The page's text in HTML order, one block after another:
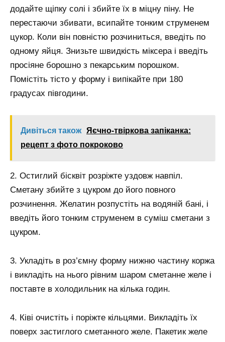
додайте щіпку солі і збийте їх в міцну піну. Не
перестаючи збивати, всипайте тонким струменем
цукор. Коли він повністю розчиниться, введіть по
одному яйця. Знизьте швидкість міксера і введіть
просіяне борошно з пекарським порошком.
Помістіть тісто у форму і випікайте при 180
градусах півгодини.
Дивіться також Яєчно-твіркова запіканка:
рецепт з фото покроково
2. Остиглий бісквіт розріжте уздовж навпіл.
Сметану збийте з цукром до його повного
розчинення. Желатин розпустіть на водяній бані, і
введіть його тонким струменем в суміш сметани з
цукром.
3. Укладіть в роз’ємну форму нижню частину коржа
і викладіть на нього рівним шаром сметанне желе і
поставте в холодильник на кілька годин.
4. Ківі очистіть і поріжте кільцями. Викладіть їх
поверх застиглого сметанного желе. Пакетик желе